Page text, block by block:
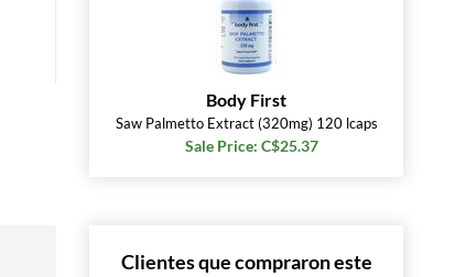
Body First
Saw Palmetto Extract (320mg) 120 lcaps
Sale Price: C$25.37
Clientes que compraron este